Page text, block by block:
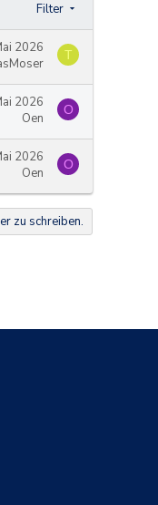
Filter
2026
T
2026
Oen
O
2026
Oen
O
zu schreiben.